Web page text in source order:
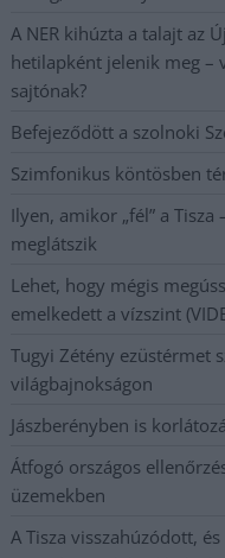
A NER kihúzta a talajt az
hetilapként jelenik meg –
sajtónak?
Befejeződött a szolnoki
Szimfonikus köntösben
Ilyen, amikor „fél” a
meglátszik
Lehet, hogy mégis
emelkedett a vízszint
Tugyi Zétény ezüstérmet
világbajnokságon
Jászberényben is
Átfogó országos
üzemekben
A Tisza visszahúzódott,